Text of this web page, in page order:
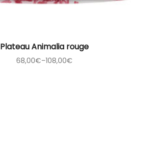
Plateau Animalia rouge
68,00€–108,00€